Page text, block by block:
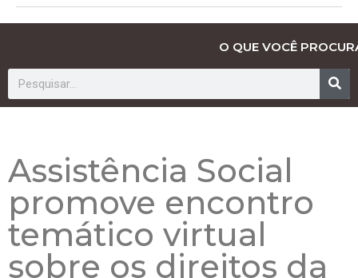
O QUE VOCÊ
Assistência Social
promove encontro
temático virtual
sobre os direitos da